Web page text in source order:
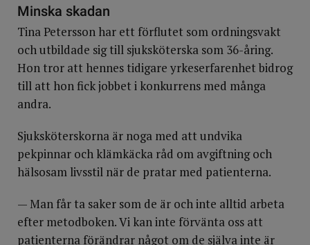
Minska skadan
Tina Petersson har ett förflutet som ordningsvakt
och utbildade sig till sjuksköterska som 36-åring.
Hon tror att hennes tidigare yrkeserfarenhet bidrog
till att hon fick jobbet i konkurrens med många
andra.
Sjuksköterskorna är noga med att undvika
pekpinnar och klämkäcka råd om avgiftning och
hälsosam livsstil när de pratar med patienterna.
— Man får ta saker som de är och inte alltid arbeta
efter metodboken. Vi kan inte förvänta oss att
patienterna förändrar något om de själva inte är